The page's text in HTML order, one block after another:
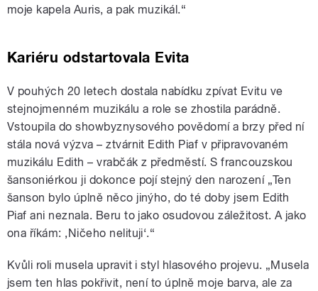
moje kapela Auris, a pak muzikál.“
Kariéru odstartovala Evita
V pouhých 20 letech dostala nabídku zpívat Evitu ve
stejnojmenném muzikálu a role se zhostila parádně.
Vstoupila do showbyznysového povědomí a brzy před ní
stála nová výzva – ztvárnit Edith Piaf v připravovaném
muzikálu Edith – vrabčák z předměstí. S francouzskou
šansoniérkou ji dokonce pojí stejný den narození „Ten
šanson bylo úplně něco jinýho, do té doby jsem Edith
Piaf ani neznala. Beru to jako osudovou záležitost. A jako
ona říkám: ‚Ničeho nelituji‘.“
Kvůli roli musela upravit i styl hlasového projevu. „Musela
jsem ten hlas pokřivit, není to úplně moje barva, ale za